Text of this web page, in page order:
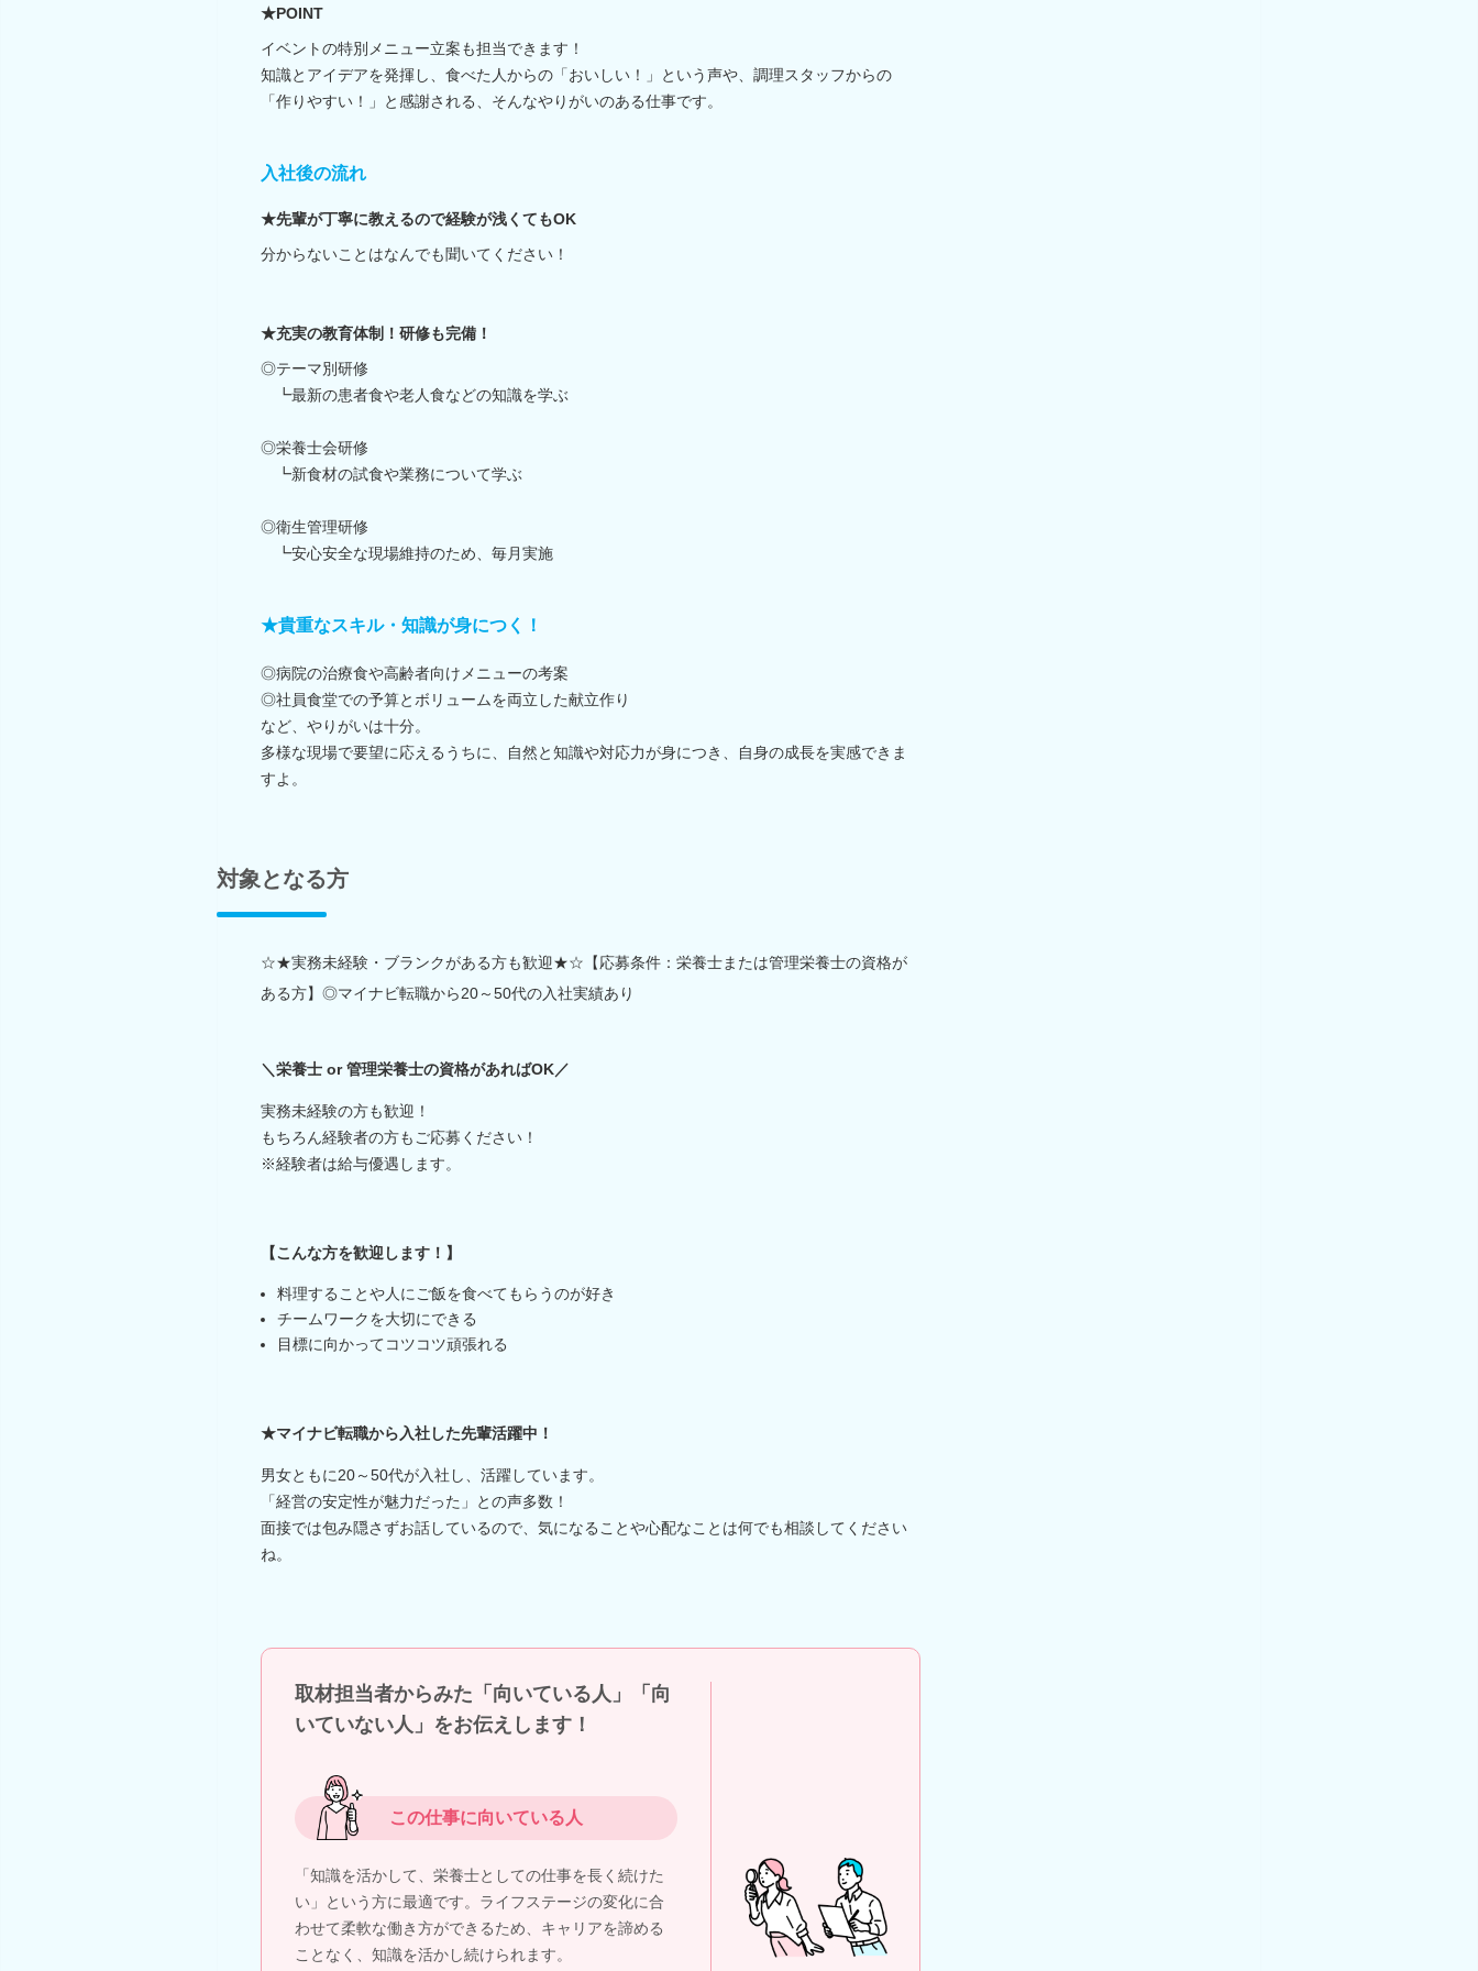
★POINT
イベントの特別メニュー立案も担当できます！
知識とアイデアを発揮し、食べた人からの「おいしい！」という声や、調理スタッフからの
「作りやすい！」と感謝される、そんなやりがいのある仕事です。
入社後の流れ
★先輩が丁寧に教えるので経験が浅くてもOK
分からないことはなんでも聞いてください！
★充実の教育体制！研修も完備！
◎テーマ別研修
┗最新の患者食や老人食などの知識を学ぶ
◎栄養士会研修
┗新食材の試食や業務について学ぶ
◎衛生管理研修
┗安心安全な現場維持のため、毎月実施
★貴重なスキル・知識が身につく！
◎病院の治療食や高齢者向けメニューの考案
◎社員食堂での予算とボリュームを両立した献立作り
など、やりがいは十分。
多様な現場で要望に応えるうちに、自然と知識や対応力が身につき、自身の成長を実感できま
すよ。
対象となる方
☆★実務未経験・ブランクがある方も歓迎★☆【応募条件：栄養士または管理栄養士の資格が
ある方】◎マイナビ転職から20～50代の入社実績あり
＼栄養士 or 管理栄養士の資格があればOK／
実務未経験の方も歓迎！
もちろん経験者の方もご応募ください！
※経験者は給与優遇します。
【こんな方を歓迎します！】
料理することや人にご飯を食べてもらうのが好き
チームワークを大切にできる
目標に向かってコツコツ頑張れる
★マイナビ転職から入社した先輩活躍中！
男女ともに20～50代が入社し、活躍しています。
「経営の安定性が魅力だった」との声多数！
面接では包み隠さずお話しているので、気になることや心配なことは何でも相談してください
ね。
取材担当者からみた「向いている人」「向
いていない人」をお伝えします！
この仕事に向いている人
「知識を活かして、栄養士としての仕事を長く続けた
い」という方に最適です。ライフステージの変化に合
わせて柔軟な働き方ができるため、キャリアを諦める
ことなく、知識を活かし続けられます。